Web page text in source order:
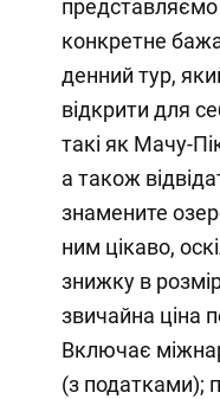
конкретне
денний тур,
відкрити для
такі як Мачу-
а також
знамените
ним цікаво,
знижку в
звичайна ціна
Включає
(з податками);